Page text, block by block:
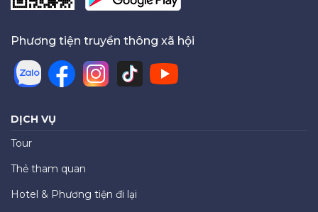
Phương tiện truyền thông xã hội
DỊCH VỤ
Tour
Thẻ tham quan
Hotel & Phương tiện đi lại